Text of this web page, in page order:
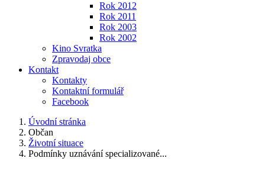
Rok 2012
Rok 2011
Rok 2003
Rok 2002
Kino Svratka
Zpravodaj obce
Kontakt
Kontakty
Kontaktní formulář
Facebook
Úvodní stránka
Občan
Životní situace
Podmínky uznávání specializované...